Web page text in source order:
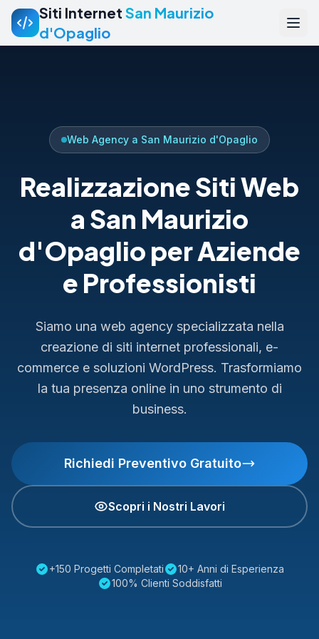
Siti Internet San Maurizio
d'Opaglio
Web Agency a San Maurizio d'Opaglio
Realizzazione Siti Web
a San Maurizio
d'Opaglio per Aziende
e Professionisti
Siamo una web agency specializzata nella
creazione di siti internet professionali, e-
commerce e soluzioni WordPress. Trasformiamo
la tua presenza online in uno strumento di
business.
Richiedi Preventivo Gratuito
Scopri i Nostri Lavori
+150 Progetti Completati
10+ Anni di Esperienza
100% Clienti Soddisfatti